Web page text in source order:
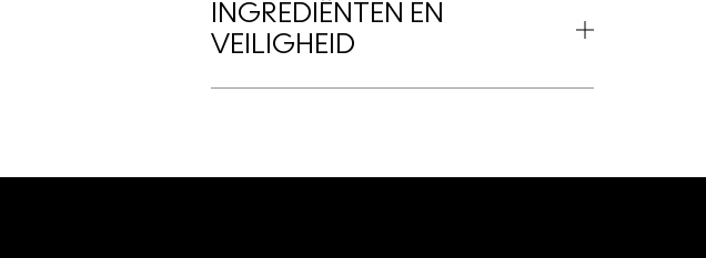
INGREDIËNTEN EN
VEILIGHEID